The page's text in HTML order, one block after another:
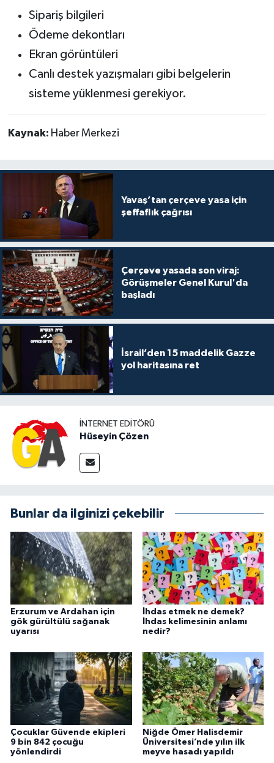
Sipariş bilgileri
Ödeme dekontları
Ekran görüntüleri
Canlı destek yazışmaları gibi belgelerin
sisteme yüklenmesi gerekiyor.
Kaynak: Haber Merkezi
Yavaş’tan çerçeve yasa için
şeffaflık çağrısı
Çerçeve yasada son viraj:
Görüşmeler Genel Kurul'da
başladı
İsrail’den 15 maddelik Gazze
yol haritasına ret
İNTERNET EDITÖRÜ
Hüseyin Çözen
Bunlar da ilginizi çekebilir
Erzurum ve Ardahan için
gök gürültülü sağanak
uyarısı
İhdas etmek ne demek?
İhdas kelimesinin anlamı
nedir?
Çocuklar Güvende ekipleri
9 bin 842 çocuğu
yönlendirdi
Niğde Ömer Halisdemir
Üniversitesi’nde yılın ilk
meyve hasadı yapıldı